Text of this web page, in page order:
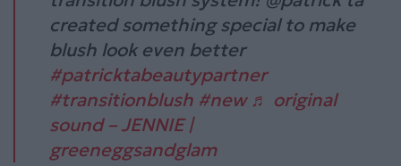
created something special to make
blush look even better
#patricktabeautypartner
#transitionblush #new ♬ original
sound – JENNIE |
greeneggsandglam